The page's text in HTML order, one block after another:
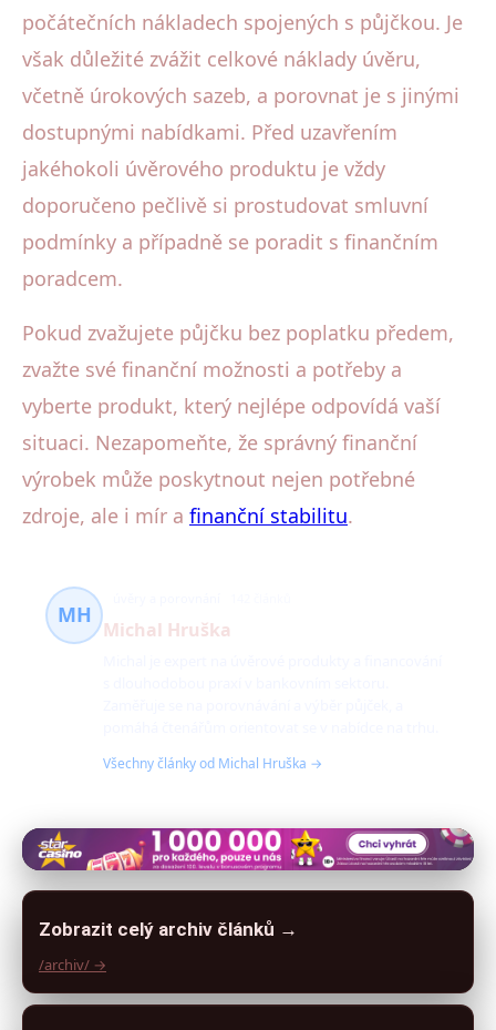
počátečních nákladech spojených s půjčkou. Je
však důležité zvážit celkové náklady úvěru,
včetně úrokových sazeb, a porovnat je s jinými
dostupnými nabídkami. Před uzavřením
jakéhokoli úvěrového produktu je vždy
doporučeno pečlivě si prostudovat smluvní
podmínky a případně se poradit s finančním
poradcem.
Pokud zvažujete půjčku bez poplatku předem,
zvažte své finanční možnosti a potřeby a
vyberte produkt, který nejlépe odpovídá vaší
situaci. Nezapomeňte, že správný finanční
výrobek může poskytnout nejen potřebné
zdroje, ale i mír a finanční stabilitu.
MH
Michal Hruška
Všechny články od Michal Hruška →
Zobrazit celý archiv článků →
/archiv/ →